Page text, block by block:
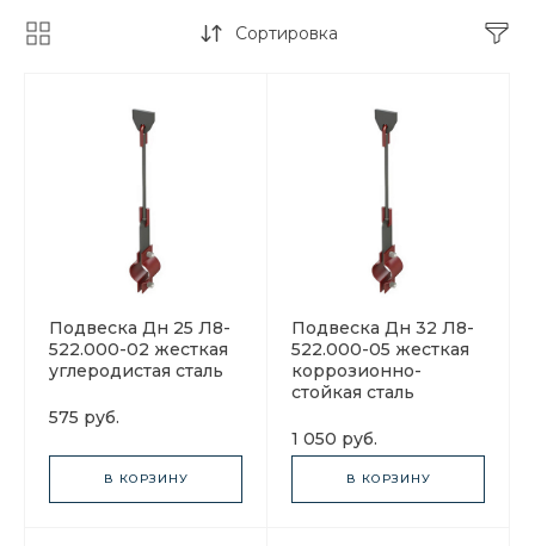
Сортировка
Подвеска Дн 25 Л8-
522.000-02 жесткая
углеродистая сталь
575 руб.
В КОРЗИНУ
Подвеска Дн 32 Л8-
522.000-05 жесткая
коррозионно-
стойкая сталь
1 050 руб.
В КОРЗИНУ